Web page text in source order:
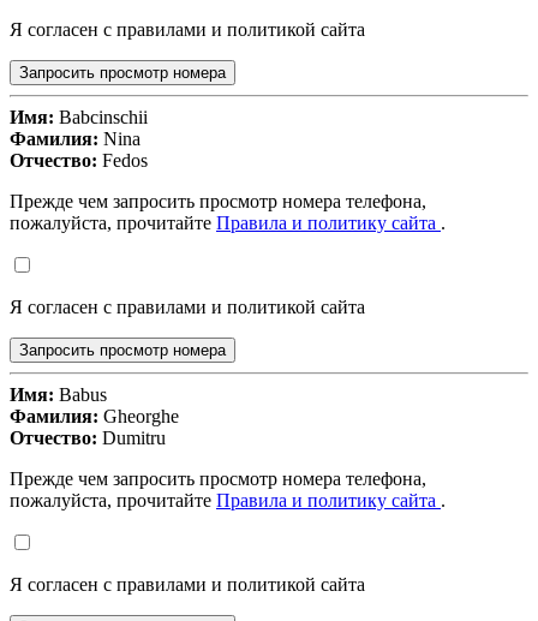
Я согласен с правилами и политикой сайта
Запросить просмотр номера
Имя: Babcinschii
Фамилия: Nina
Отчество: Fedos
Прежде чем запросить просмотр номера телефона,
пожалуйста, прочитайте Правила и политику сайта .
Я согласен с правилами и политикой сайта
Запросить просмотр номера
Имя: Babus
Фамилия: Gheorghe
Отчество: Dumitru
Прежде чем запросить просмотр номера телефона,
пожалуйста, прочитайте Правила и политику сайта .
Я согласен с правилами и политикой сайта